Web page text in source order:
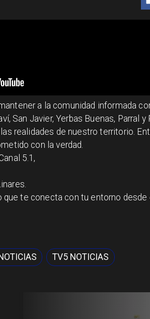
a la comunidad informada
San Javier, Yerbas Buenas, Parral
realidades de nuestro territorio.
con la verdad.
5.1,
te conecta con tu entorno desde
TV5 NOTICIAS